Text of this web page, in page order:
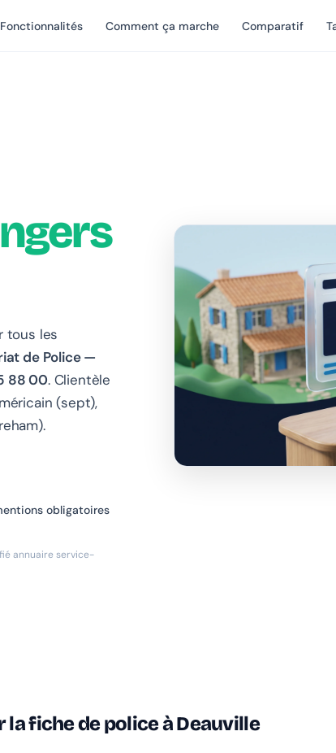
Fonctionnalités Comment ça marche Comparatif
tous les
de Police —
88 00. Clientèle
(sept),
obligatoires
annuaire service-
la fiche de police à Deauville